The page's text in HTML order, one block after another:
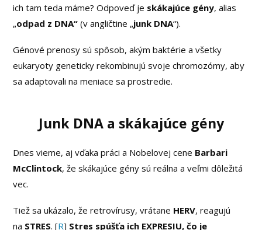
ich tam teda máme? Odpoveď je skákajúce gény, alias
„odpad z DNA“(v angličtine „junk DNA“).
Génové prenosy sú spôsob, akým baktérie a všetky
eukaryoty geneticky rekombinujú svoje chromozómy, aby
sa adaptovali na meniace sa prostredie.
Junk DNA a skákajúce gény
Dnes vieme, aj vďaka práci a Nobelovej cene Barbari
McClintock, že skákajúce gény sú reálna a veľmi dôležitá
vec.
Tiež sa ukázalo, že retrovírusy, vrátane HERV, reagujú
na STRES. [R] Stres spúšťa ich EXPRESIU, čo je